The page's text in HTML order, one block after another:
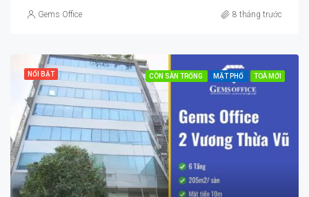
Gems Office 8 tháng trước
NỔI BẬT CÒN SÀN TRỐNG MẶT PHỐ TOÀ MỚI